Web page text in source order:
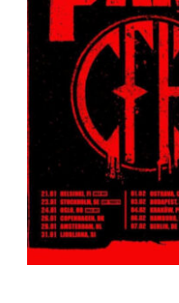
ARTÍCULOS
QUÉ HACEMOS
MECENAZGO
CONTRATACIÓN
CONTACTO
BIO